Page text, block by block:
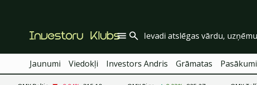
Jaunumi Viedokļi Investors Andris Grāmatas Pasākumi